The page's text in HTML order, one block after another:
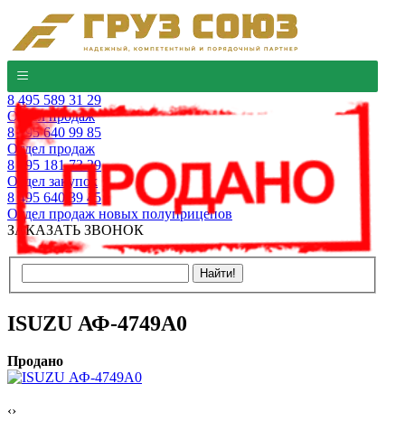
8 495 589 31 29
Отдел продаж
8 495 640 99 85
Отдел продаж
8 495 181 73 29
Отдел закупок
8 495 640 39 45
Отдел продаж новых полуприцепов
ЗАКАЗАТЬ ЗВОНОК
ISUZU АФ-4749A0
Продано
‹›